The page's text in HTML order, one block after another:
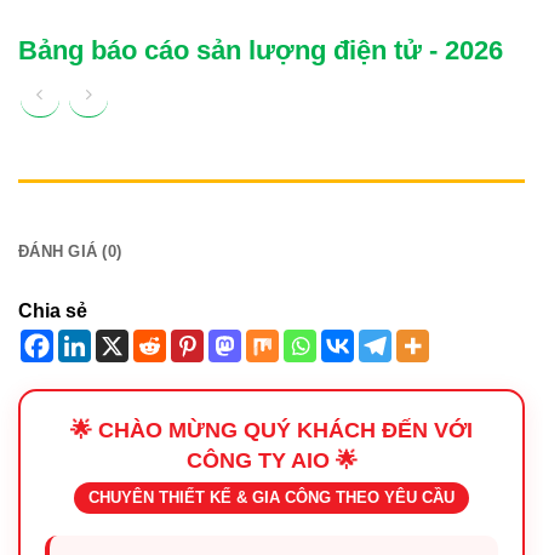
Bảng báo cáo sản lượng điện tử - 2026
ĐÁNH GIÁ (0)
Chia sẻ
🌟 CHÀO MỪNG QUÝ KHÁCH ĐẾN VỚI
CÔNG TY AIO 🌟
CHUYÊN THIẾT KẾ & GIA CÔNG THEO YÊU CẦU